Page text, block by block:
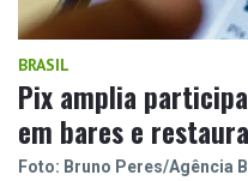
BRASIL
Pix amplia
em bares e
Foto: Bruno Peres/Agência